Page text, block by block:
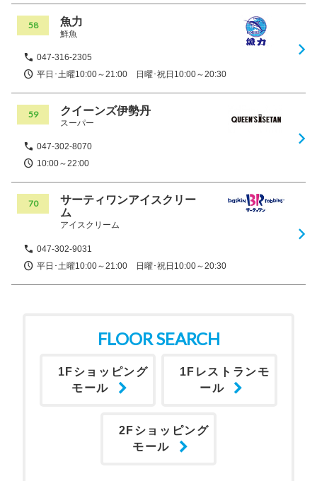
58 魚力
鮮魚
047-316-2305
平日･土曜10:00～21:00 日曜･祝日10:00～20:30
59 クイーンズ伊勢丹
スーパー
047-302-8070
10:00～22:00
70
サーティワンアイスクリー
ム
アイスクリーム
047-302-9031
平日･土曜10:00～21:00 日曜･祝日10:00～20:30
FLOOR SEARCH
1Fショッピング
モール
1Fレストランモ
ール
2Fショッピング
モール